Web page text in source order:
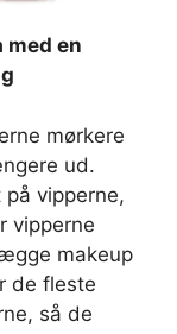
med en
mørkere
ud.
vipperne,
vipperne
makeup
de fleste
så de